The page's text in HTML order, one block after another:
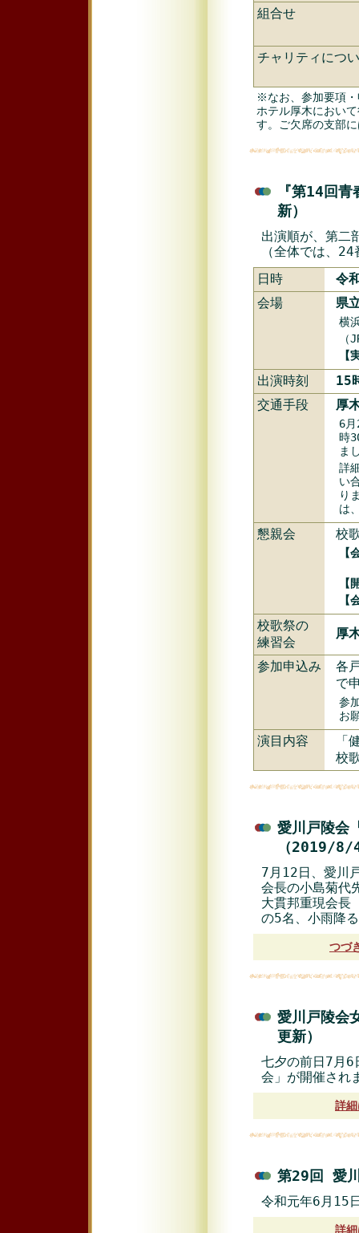
組合せ
チャリティにつ
※なお、参加要項
ホテル厚木におい
す。ご欠席の支部
『第14回
新）
出演順が、第二
（全体では、
日時
令
会場
県
横
（
【
出演時刻
15
交通手段
厚
6
時
ま
詳
い
り
は
懇親会 校
【
【
【
校歌祭の
練習会
厚
参加申込み
各
で
参
お
演目内容
「
校
愛川戸陵会
（2019/8/
7月12日、愛川
会長の小島菊代
大貫邦重現会長
の5名、小雨降
つづ
愛川戸陵会
更新）
七夕の前日7月
会」が開催され
詳
第29回 愛
令和元年6月15
詳